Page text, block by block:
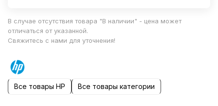
В случае отсутствия товара "В наличии" - цена может
отличаться от указанной.
Свяжитесь с нами для уточнения!
Все товары HP Все товары категории